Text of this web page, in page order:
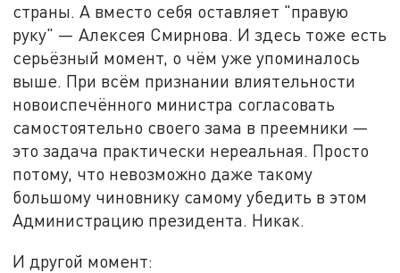
страны. А вместо себя оставляет "правую
руку" — Алексея Смирнова. И здесь тоже есть
серьёзный момент, о чём уже упоминалось
выше. При всём признании влиятельности
новоиспечённого министра согласовать
самостоятельно своего зама в преемники —
это задача практически нереальная. Просто
потому, что невозможно даже такому
большому чиновнику самому убедить в этом
Администрацию президента. Никак.
И другой момент: